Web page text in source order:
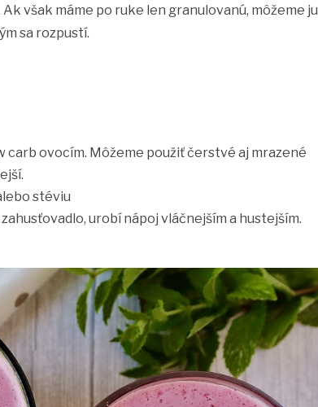
však máme po ruke len granulovanú, môžeme ju
sa rozpustí.
carb ovocím. Môžeme použiť čerstvé aj mrazené
stéviu
urobí nápoj vláčnejším a hustejším.